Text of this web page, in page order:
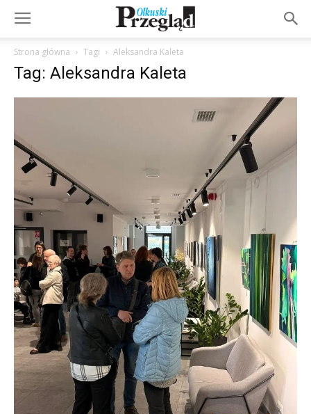
Strona główna Tagi Aleksandra Kaleta
Tag: Aleksandra Kaleta